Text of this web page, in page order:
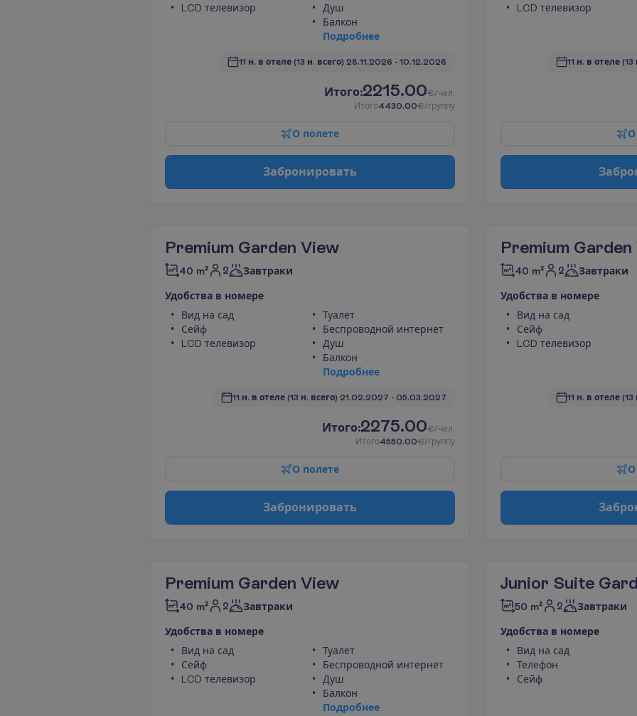
LCD телевизор
Душ
Балкон
Подробнее
11 н. в отеле (13 н. всего) 28.11.2026 - 10.12.2026
Итого:2215.00€/чел.
Итого4430.00€/группу
О полете
Забронировать
LCD телевизор
11 н. в отеле (13
О
Забро
Premium Garden View
40 m² 2 Завтраки
Удобства в номере
Вид на сад
Сейф
LCD телевизор
Туалет
Беспроводной интернет
Душ
Балкон
Подробнее
11 н. в отеле (13 н. всего) 21.02.2027 - 05.03.2027
Итого:2275.00€/чел.
Итого4550.00€/группу
О полете
Забронировать
Premium Garden
40 m² 2 Завтраки
Удобства в номере
Вид на сад
Сейф
LCD телевизор
11 н. в отеле (13
О
Забро
Premium Garden View
40 m² 2 Завтраки
Удобства в номере
Вид на сад
Сейф
LCD телевизор
Туалет
Беспроводной интернет
Душ
Балкон
Подробнее
Junior Suite
50 m² 2 Завтраки
Удобства в номере
Вид на сад
Телефон
Сейф